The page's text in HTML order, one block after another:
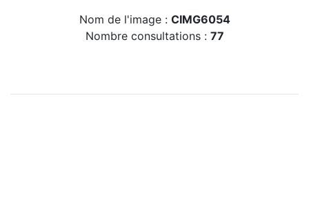
Nom de l'image : CIMG6054
Nombre consultations : 77